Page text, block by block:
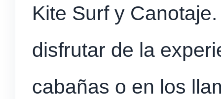
Kite Surf y
disfrutar de la
cabañas o en los